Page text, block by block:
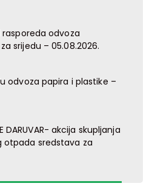
odvoza
srijedu – 05.08.2026.
odvoza papira i plastike –
DARUVAR- akcija skupljanja
otpada sredstava za